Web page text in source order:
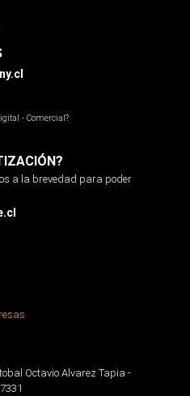
- Comercial?
a la brevedad para poder
Octavio Alvarez Tapia -